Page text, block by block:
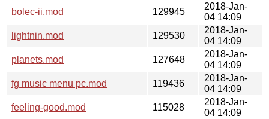
bolec-ii.mod
129945
2018-Jan-
04 14:09
lightnin.mod
129530
2018-Jan-
04 14:09
planets.mod
127648
2018-Jan-
04 14:09
fg music menu pc.mod
119436
2018-Jan-
04 14:09
feeling-good.mod
115028
2018-Jan-
04 14:09